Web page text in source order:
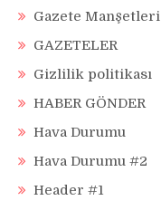
Gazete Manşetleri
GAZETELER
Gizlilik politikası
HABER GÖNDER
Hava Durumu
Hava Durumu #2
Header #1